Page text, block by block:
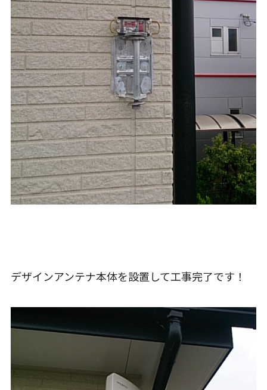
デザインアンテナ本体を設置して工事完了です！